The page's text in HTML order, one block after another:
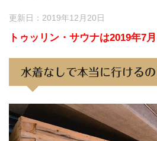
更新日： 2019年12月20日
トゥッリン・サウナは2019年7
水着なしで本当に行けるの